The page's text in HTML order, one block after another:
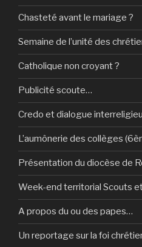
Chasteté avant le mariage ?
Semaine de l’unité des
Catholique non croyant ?
Publicité scoute…
Credo et dialogue
L’aumônerie des collèges
Présentation du diocèse de
Week-end territorial Scouts
A propos du ou des papes…
Un reportage sur la foi